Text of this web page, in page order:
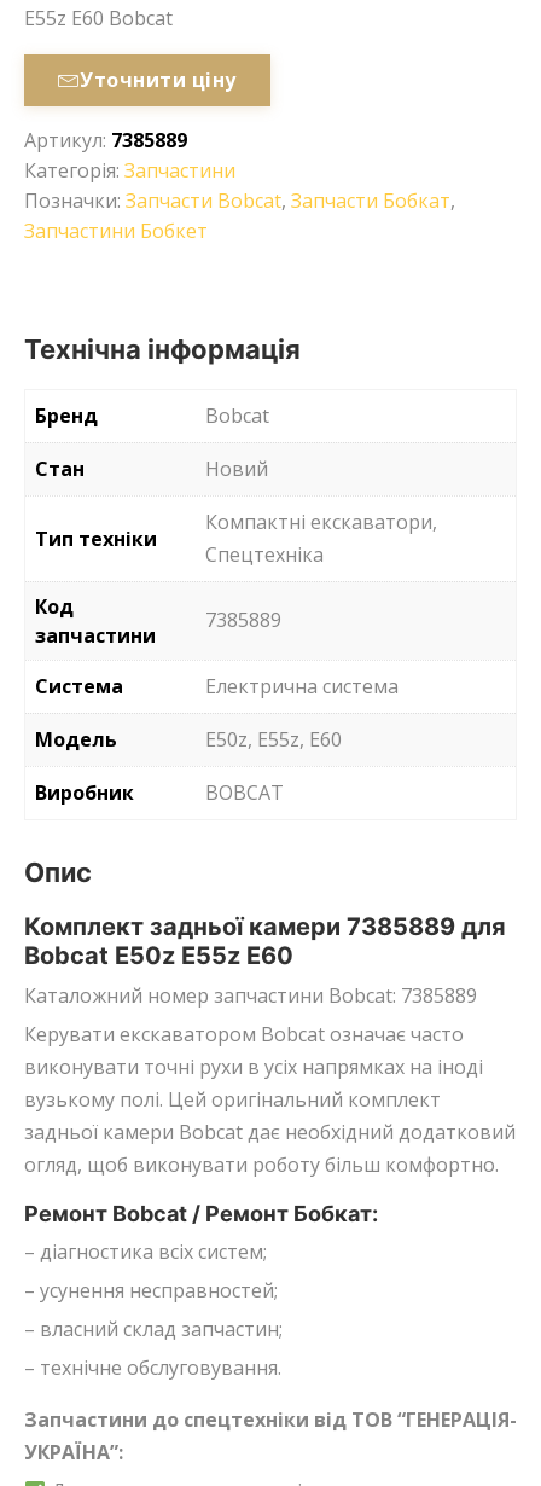
E55z E60 Bobcat
Уточнити ціну
Артикул: 7385889
Категорія: Запчастини
Позначки: Запчасти Bobcat, Запчасти Бобкат,
Запчастини Бобкет
Технічна інформація
Бренд
Bobcat
Стан
Новий
Тип техніки
Компактні екскаватори,
Спецтехніка
Код
запчастини
7385889
Система
Електрична система
Модель
E50z, E55z, E60
Виробник
BOBCAT
Опис
Комплект задньої камери 7385889 для
Bobcat E50z E55z E60
Каталожний номер запчастини Bobcat: 7385889
Керувати екскаватором Bobcat означає часто
виконувати точні рухи в усіх напрямках на іноді
вузькому полі. Цей оригінальний комплект
задньої камери Bobcat дає необхідний додатковий
огляд, щоб виконувати роботу більш комфортно.
Ремонт Bobcat / Ремонт Бобкат:
– діагностика всіх систем;
– усунення несправностей;
– власний склад запчастин;
– технічне обслуговування.
Запчастини до спецтехніки від ТОВ “ГЕНЕРАЦІЯ-
УКРАЇНА”: